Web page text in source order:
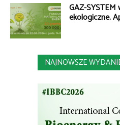
GAZ-
ekologiczne.
NAJNOWSZE